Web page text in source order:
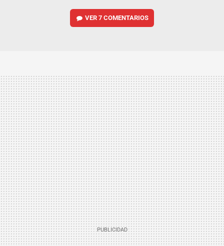
VER7 COMENTARIOS